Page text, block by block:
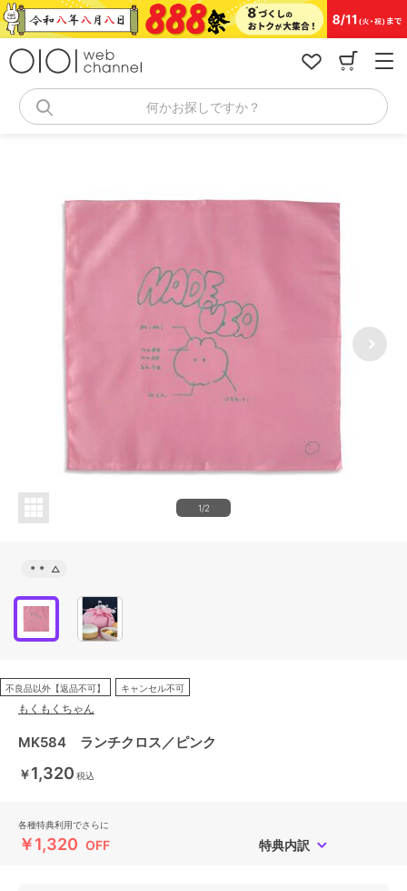
コ
ン
何かお探しですか？
1/2
＊＊ △
不良品以外【返品不可】 キャンセル不可
もくもくちゃん
MK584 ランチクロス／ピンク
￥1,320 税込
各種特典利用でさらに
￥1,320 OFF 特典内訳